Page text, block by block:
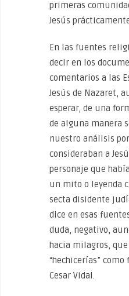
primeras
Jesús
En las fuentes
decir en los
comentarios a las
Jesús de Nazaret,
esperar, de una
de alguna manera
nuestro análisis
consideraban a
personaje que
un mito o leyenda
secta disidente
dice en esas
duda, negativo,
hacia milagros,
“hechicerías”
Cesar Vidal.